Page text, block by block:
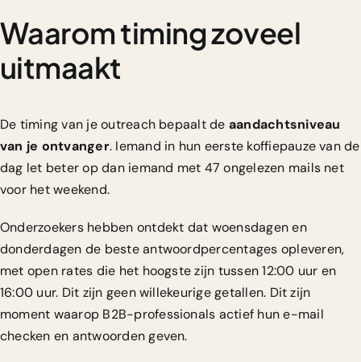
Waarom timing zoveel
uitmaakt
De timing van je outreach bepaalt de aandachtsniveau
van je ontvanger. Iemand in hun eerste koffiepauze van de
dag let beter op dan iemand met 47 ongelezen mails net
voor het weekend.
Onderzoekers hebben ontdekt dat woensdagen en
donderdagen de beste antwoordpercentages opleveren,
met open rates die het hoogste zijn tussen 12:00 uur en
16:00 uur. Dit zijn geen willekeurige getallen. Dit zijn
moment waarop B2B-professionals actief hun e-mail
checken en antwoorden geven.